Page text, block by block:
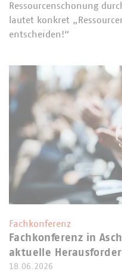
Ressourcenschonung
lautet konkret
entscheiden!“
Fachkonferenz
Fachkonferenz in
aktuelle
18.06.2026